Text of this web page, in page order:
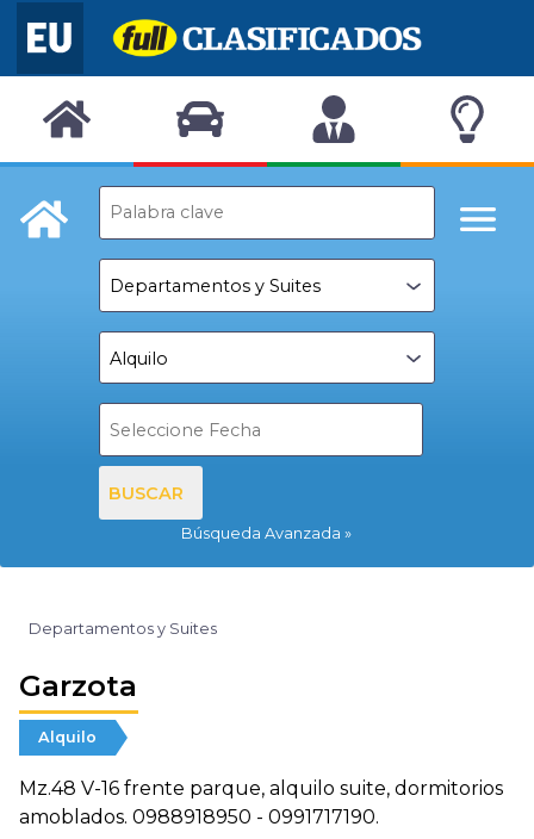
BUSCAR
Búsqueda Avanzada
Departamentos y Suites
Garzota
Alquilo
Mz.48 V-16 frente parque, alquilo suite, dormitorios
amoblados. 0988918950 - 0991717190.